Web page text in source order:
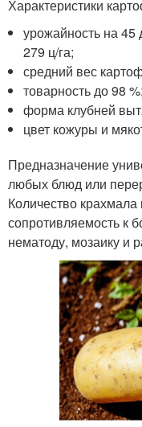
Характеристики
урожайность на 45
279 ц/га;
средний вес
товарность до 98 %;
форма клубней
цвет кожуры и
Предназначение
любых блюд или
Количество
сопротивляемость к
нематоду, мозаику и